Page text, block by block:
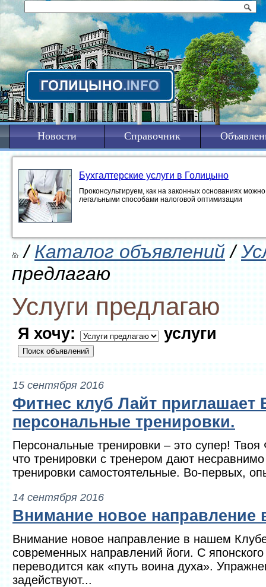
Новости Справочник
Бухгалтерские услуги в Голицыно
Проконсультируем, как на законных основаниях
легальными способами налоговой оптимизации
/Каталог объявлений/
предлагаю
Услуги предлагаю
Я хочу: услуги
15 сентября 2016
Фитнес клуб Лайт приглашает
персональные тренировки.
Персональные тренировки – это супер!
что тренировки с тренером дают
тренировки самостоятельные. Во-первых,
14 сентября 2016
Внимание новое направление
Внимание новое направление в нашем
современных направлений йоги. С
переводится как «путь воина духа».
задействуют...